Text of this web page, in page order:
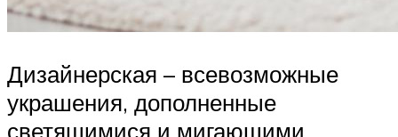
Дизайнерская – всевозможные
украшения, дополненные
светящимися и мигающими